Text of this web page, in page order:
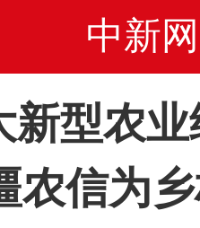
中新网
新型农
农信为